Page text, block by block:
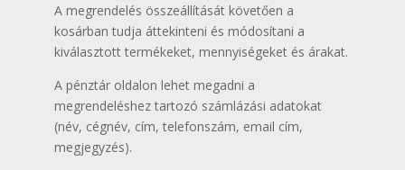
A megrendelés összeállítását követően a
kosárban tudja áttekinteni és módosítani a
kiválasztott termékeket, mennyiségeket és árakat.
A pénztár oldalon lehet megadni a
megrendeléshez tartozó számlázási adatokat
(név, cégnév, cím, telefonszám, email cím,
megjegyzés).